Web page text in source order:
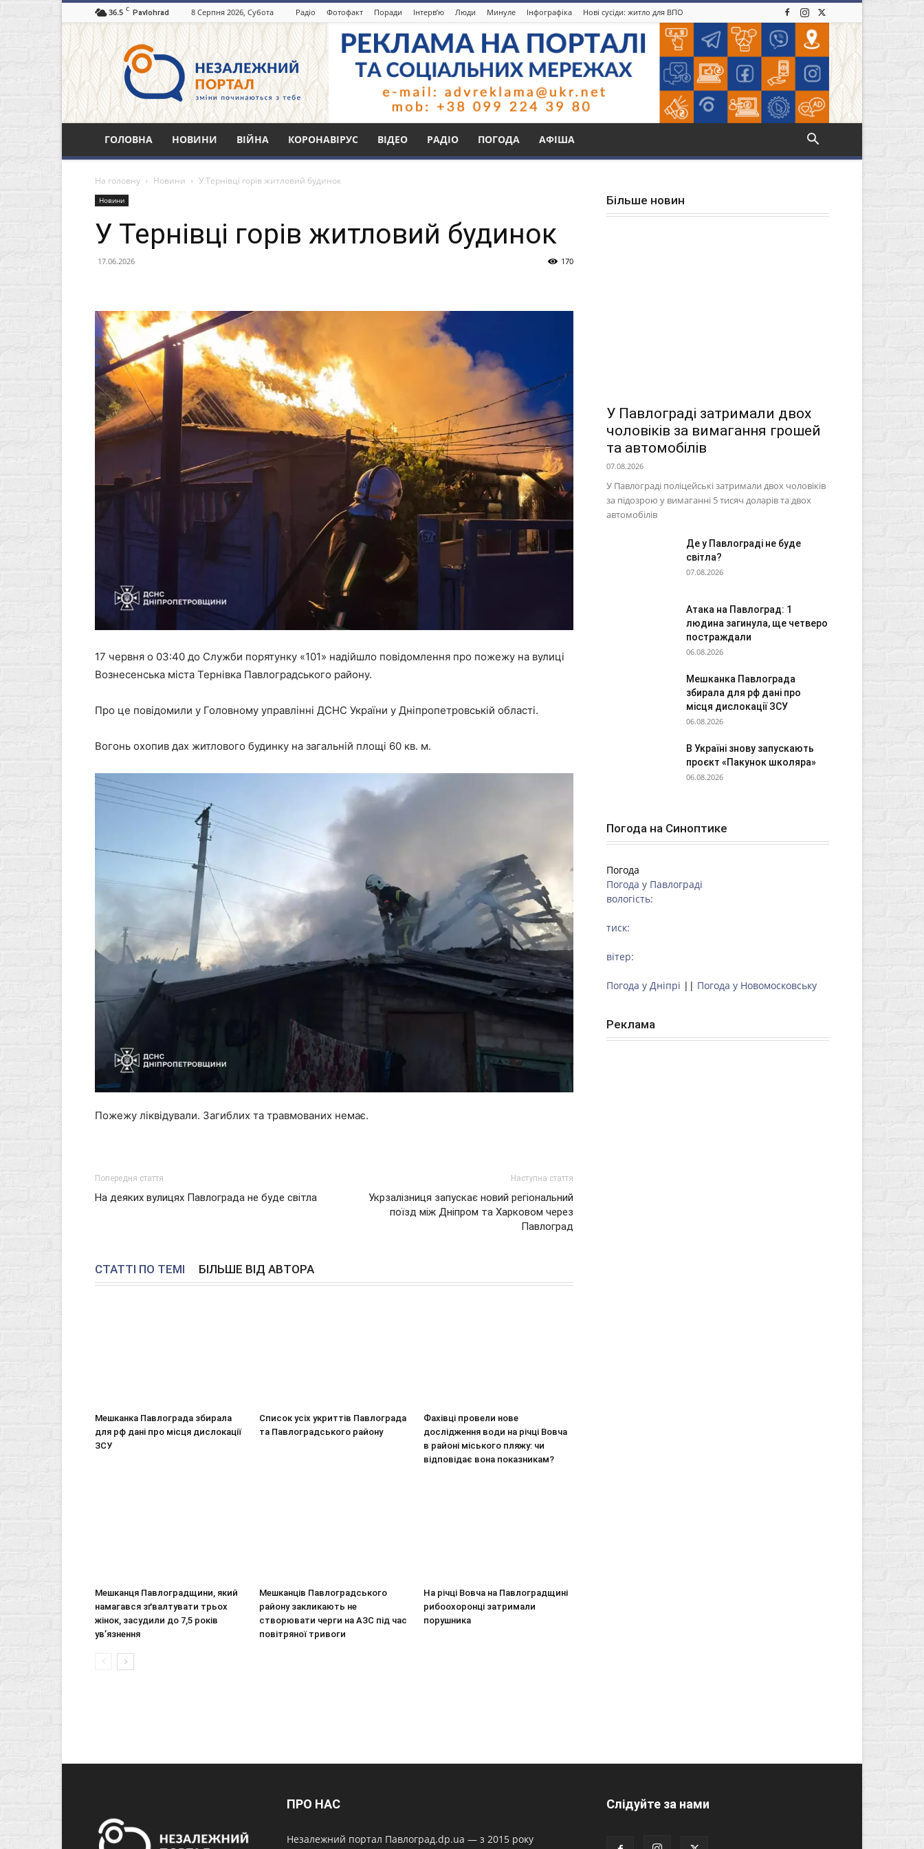
36.5 C Pavlohrad 8 Серпня 2026, Субота Радіо Фотофакт Поради Інтерв’ю Люди Минуле Інфографіка Нові сусіди: житло для ВПО
Незалежний
портал
Павлоград.dp.ua
ГОЛОВНА НОВИНИ ВІЙНА КОРОНАВІРУС ВІДЕО РАДІО ПОГОДА АФІША
На головну Новини У Тернівці горів житловий будинок
Новини
У Тернівці горів житловий будинок
17.06.2026 170
17 червня о 03:40 до Служби порятунку «101» надійшло повідомлення про пожежу на вулиці
Вознесенська міста Тернівка Павлоградського району.
Про це повідомили у Головному управлінні ДСНС України у Дніпропетровській області.
Вогонь охопив дах житлового будинку на загальній площі 60 кв. м.
Пожежу ліквідували. Загиблих та травмованих немає.
Попередня стаття
На деяких вулицях Павлограда не буде світла
Наступна стаття
Укрзалізниця запускає новий регіональний
поїзд між Дніпром та Харковом через
Павлоград
СТАТТІ ПО ТЕМІ БІЛЬШЕ ВІД АВТОРА
Мешканка Павлограда збирала
для рф дані про місця дислокації
ЗСУ
Список усіх укриттів Павлограда
та Павлоградського району
Фахівці провели нове
дослідження води на річці Вовча
в районі міського пляжу: чи
відповідає вона показникам?
Мешканця Павлоградщини, який
намагався зґвалтувати трьох
жінок, засудили до 7,5 років
ув’язнення
Мешканців Павлоградського
району закликають не
створювати черги на АЗС під час
повітряної тривоги
На річці Вовча на Павлоградщині
рибоохоронці затримали
порушника
Більше новин
У Павлограді затримали двох
чоловіків за вимагання грошей
та автомобілів
07.08.2026
У Павлограді поліцейські затримали двох чоловіків
за підозрою у вимаганні 5 тисяч доларів та двох
автомобілів
Де у Павлограді не буде
світла?
07.08.2026
Атака на Павлоград: 1
людина загинула, ще четверо
постраждали
06.08.2026
Мешканка Павлограда
збирала для рф дані про
місця дислокації ЗСУ
06.08.2026
В Україні знову запускають
проєкт «Пакунок школяра»
06.08.2026
Погода на Синоптике
Погода
Погода у Павлограді
вологість:
тиск:
вітер:
Погода у Дніпрі || Погода у Новомосковську
Реклама
ПРО НАС
Незалежний портал Павлоград.dp.ua — з 2015 року
Слідуйте за нами